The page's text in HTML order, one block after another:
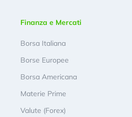
Finanza e Mercati
Borsa Italiana
Borse Europee
Borsa Americana
Materie Prime
Valute (Forex)